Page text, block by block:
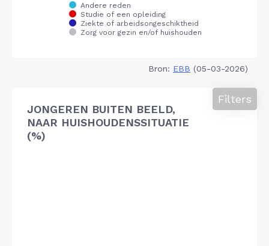
Bron: EBB (05-03-2026)
JONGEREN BUITEN BEELD,
NAAR HUISHOUDENSSITUATIE
(%)
Filters